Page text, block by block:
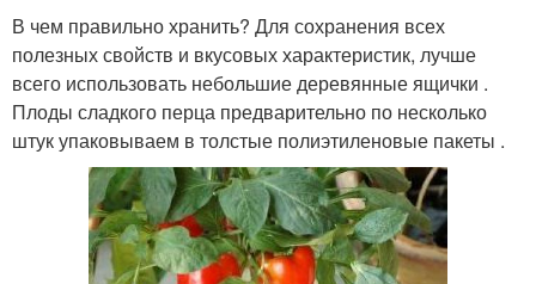
В чем правильно хранить? Для сохранения всех
полезных свойств и вкусовых характеристик, лучше
всего использовать небольшие деревянные ящички .
Плоды сладкого перца предварительно по несколько
штук упаковываем в толстые полиэтиленовые пакеты .